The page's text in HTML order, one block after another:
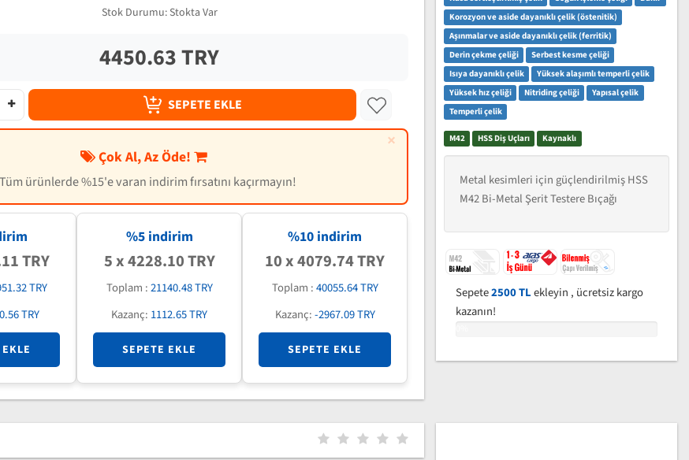
Stok Durumu: Stokta Var
4450.63 TRY
SEPETE EKLE
×
Çok Al, Az Öde!
Tüm ürünlerde %15'e varan indirim fırsatını kaçırmayın!
TRY
TRY
TRY
%5 indirim
5 x 4228.10 TRY
Toplam :21140.48 TRY
Kazanç: 1112.65 TRY
SEPETE EKLE
%10 indirim
10 x 4079.74 TRY
Toplam :40055.64 TRY
Kazanç:-2967.09 TRY
SEPETE EKLE
Korozyon ve aside dayanıklı çelik (östenitik)
Aşınmalar ve aside dayanıklı çelik (ferritik)
Derin çekme çeliği
Serbest kesme çeliği
Isıya dayanıklı çelik
Yüksek alaşımlı temperli çelik
Yüksek hız çeliği
Nitriding çeliği
Yapısal çelik
Temperli çelik
M42 HSS Diş Uçları Kaynaklı
Metal kesimleri için güçlendirilmiş HSS
M42 Bi-Metal Şerit Testere Bıçağı
Sepete2500 TLekleyin , ücretsiz kargo
kazanın!